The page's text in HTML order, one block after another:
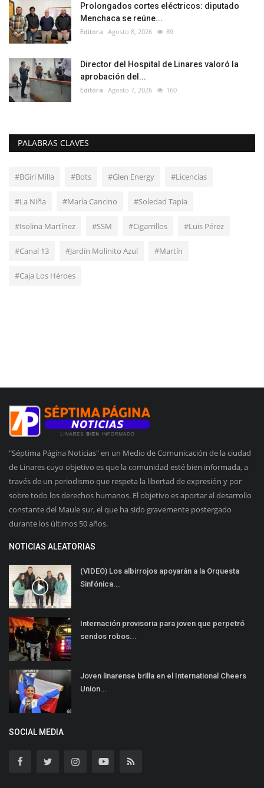
Prolongados cortes eléctricos: diputado
Menchaca se reúne...
Editora Agosto 8, 2026 89
Director del Hospital de Linares valoró la
aprobación del...
Editora Agosto 7, 2026 160
PALABRAS CLAVES
#BGirl Milla #Bots #Glen Energy #Licencias
#La Niña #María Cancino #Soledad Tapia
#Isolina Martínez #SSM #Cigarrillos #Luis Pérez
#Canal 13 #Jardín Molinito Azul #Martín
#Caja Los Héroes
"Séptima Página Noticias" en un Medio de Comunicación de la ciudad
de Linares cuyo objetivo es que la comunidad esté bien informada, a
través de un periodismo que respeta la libertad de expresión y por
sobre todo los derechos humanos. El objetivo es aportar al desarrollo
constante del Maule sur, el que ha sido gravemente postergado
durante los últimos 50 años.
NOTICIAS ALEATORIAS
(VIDEO) Los albirrojos apoyarán a la Orquesta
Sinfónica...
Internación provisoria para joven que perpetró
sendos robos...
Joven linarense brilla en el International Cheers
Union...
SOCIAL MEDIA